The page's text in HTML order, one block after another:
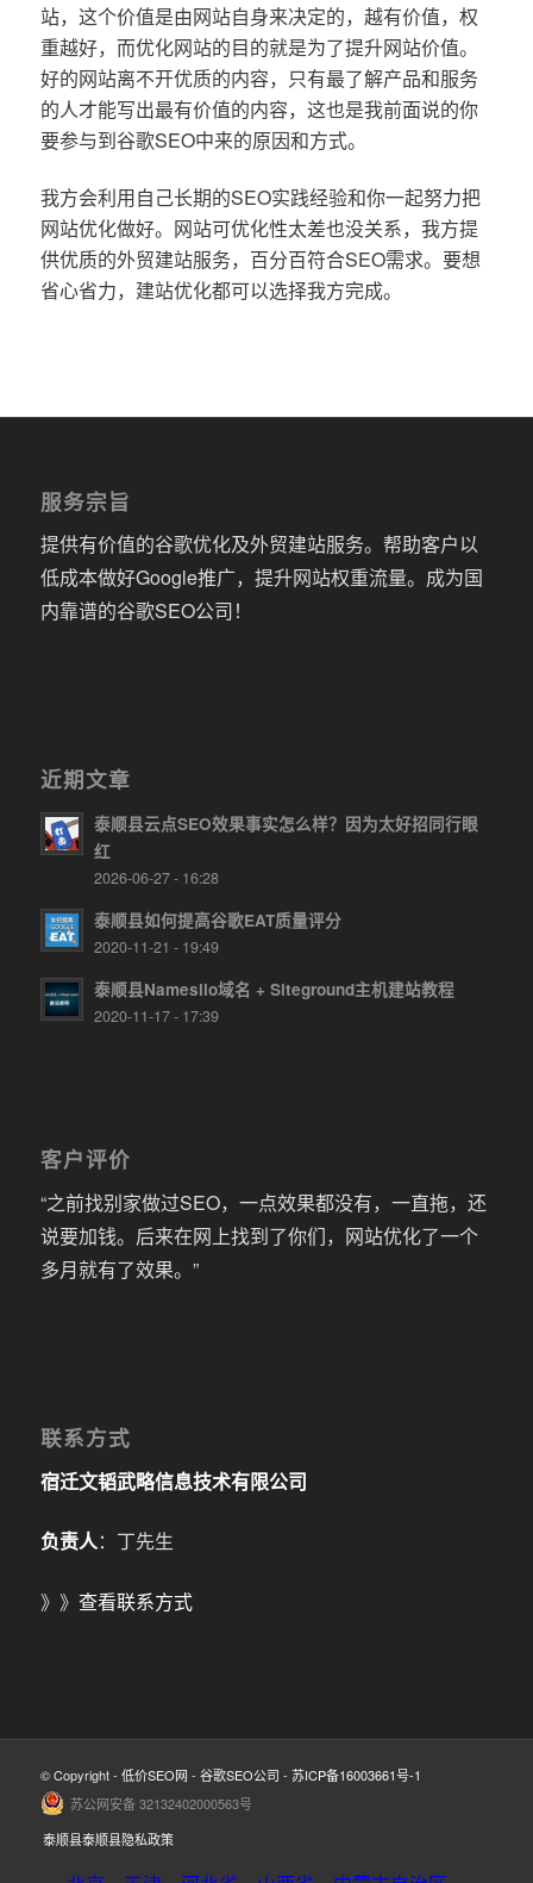
站，这个价值是由网站自身来决定的，越有价值，权
重越好，而优化网站的目的就是为了提升网站价值。
好的网站离不开优质的内容，只有最了解产品和服务
的人才能写出最有价值的内容，这也是我前面说的你
要参与到谷歌SEO中来的原因和方式。
我方会利用自己长期的SEO实践经验和你一起努力把
网站优化做好。网站可优化性太差也没关系，我方提
供优质的外贸建站服务，百分百符合SEO需求。要想
省心省力，建站优化都可以选择我方完成。
服务宗旨
提供有价值的谷歌优化及外贸建站服务。帮助客户以
低成本做好Google推广，提升网站权重流量。成为国
内靠谱的谷歌SEO公司！
近期文章
泰顺县云点SEO效果事实怎么样？因为太好招同行眼
红
2026-06-27 - 16:28
泰顺县如何提高谷歌EAT质量评分
2020-11-21 - 19:49
泰顺县Namesilo域名 + Siteground主机建站教程
2020-11-17 - 17:39
客户评价
“之前找别家做过SEO，一点效果都没有，一直拖，还
说要加钱。后来在网上找到了你们，网站优化了一个
多月就有了效果。”
联系方式
宿迁文韬武略信息技术有限公司
负责人：丁先生
》》 查看联系方式
© Copyright - 低价SEO网 - 谷歌SEO公司 - 苏ICP备16003661号-1
苏公网安备 32132402000563号
泰顺县泰顺县隐私政策